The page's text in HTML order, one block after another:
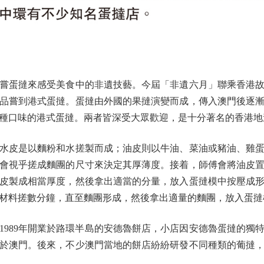
來感受美食中的非遺技藝。今屆「非遺六月」聯乘香港
嘗到港式蛋撻。蛋撻由外國的果撻演變而成，傳入澳門後逐
口味的港式蛋撻。兩者皆深受大眾歡迎，是十分著名的香港
以麵粉和水搓製而成；油皮則以牛油、菜油或豬油、雞
視乎搓成麵團的尺寸來決定其厚薄度。接着，師傅會將油皮
製成相當厚度，然後拿出適當的分量，放入蛋撻模中按壓成
料搓數分鐘，直至麵團形成，然後拿出適量的麵團，放入蛋
年開業於路環半島的安德魯餅店，小店因安德魯蛋撻的獨
澳門。後來，不少澳門當地的餅店紛紛研發不同種類的葡撻